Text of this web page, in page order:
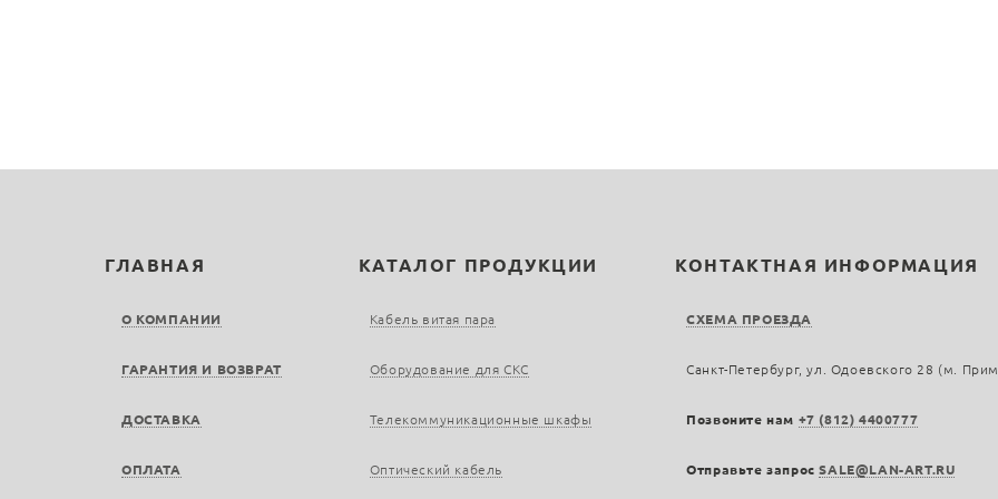
ГЛАВНАЯ
О КОМПАНИИ
ГАРАНТИЯ И ВОЗВРАТ
ДОСТАВКА
ОПЛАТА
КАТАЛОГ ПРОДУКЦИИ
Кабель витая пара
Оборудование для СКС
Телекоммуникационные шкафы
Оптический кабель
КОНТАКТНАЯ ИНФОРМАЦИЯ
СХЕМА ПРОЕЗДА
Санкт-Петербург, ул. Одоевского 28 (м.
Позвоните нам +7 (812) 4400777
Отправьте запросSALE@LAN-ART.RU